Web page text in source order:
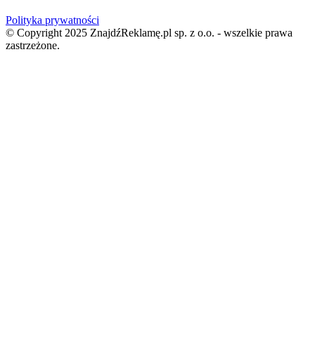
Polityka prywatności
© Copyright 2025 ZnajdźReklamę.pl sp. z o.o. - wszelkie prawa
zastrzeżone.